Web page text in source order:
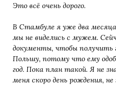
Это всё очень дорого.
В Стамбуле я уже два
мы не виделись с мужем.
документы, чтобы получить
Польшу, потому что ему
год. Пока план такой. Я не
меня скоро день рождения, не